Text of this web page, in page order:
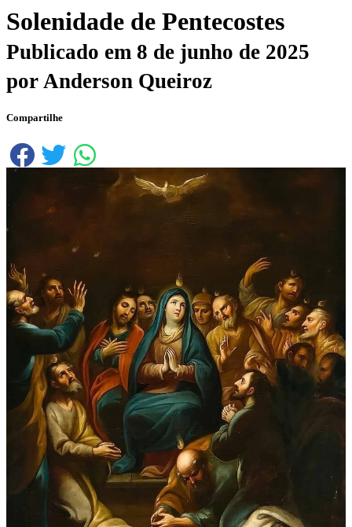
Solenidade de Pentecostes
Publicado em 8 de junho de 2025
por Anderson Queiroz
Compartilhe